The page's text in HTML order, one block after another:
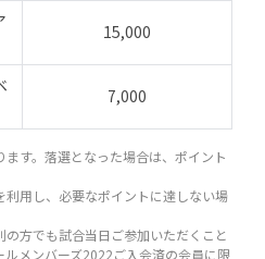
15,000
7,000
す。落選となった場合は、ポイント
用し、必要なポイントに達しない場
方でも試合当日ご参加いただくこと
メンバーズ2022ご入会済の会員に限